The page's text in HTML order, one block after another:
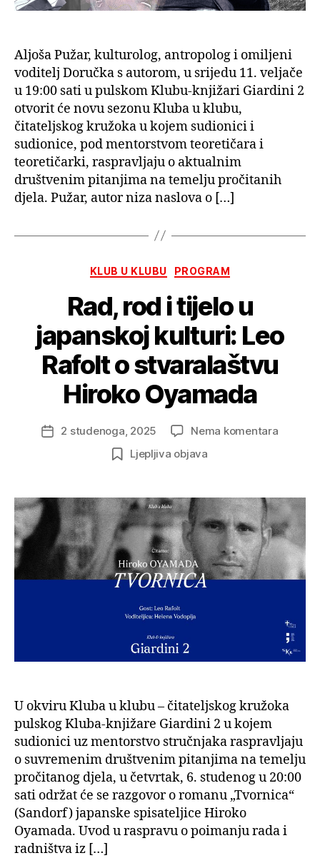
Aljoša Pužar, kulturolog, antropolog i omiljeni
voditelj Doručka s autorom, u srijedu 11. veljače
u 19:00 sati u pulskom Klubu-knjižari Giardini 2
otvorit će novu sezonu Kluba u klubu,
čitateljskog kružoka u kojem sudionici i
sudionice, pod mentorstvom teoretičara i
teoretičarki, raspravljaju o aktualnim
društvenim pitanjima na temelju pročitanih
djela. Pužar, autor niza naslova o […]
Kategorije
KLUB U KLUBU PROGRAM
Rad, rod i tijelo u
japanskoj kulturi: Leo
Rafolt o stvaralaštvu
Hiroko Oyamada
Datum
2 studenoga, 2025 Nema komentarana
u
kulturi:
Leo
Rafolt
Hiroko
Ljepljiva objava
U okviru Kluba u klubu – čitateljskog kružoka
pulskog Kluba-knjižare Giardini 2 u kojem
sudionici uz mentorstvo stručnjaka raspravljaju
o suvremenim društvenim pitanjima na temelju
pročitanog djela, u četvrtak, 6. studenog u 20:00
sati održat će se razgovor o romanu „Tvornica“
(Sandorf) japanske spisateljice Hiroko
Oyamada. Uvod u raspravu o poimanju rada i
radništva iz […]